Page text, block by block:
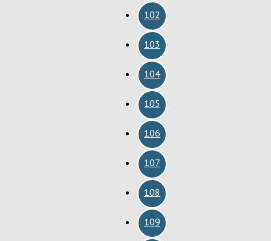
102
103
104
105
106
107
108
109